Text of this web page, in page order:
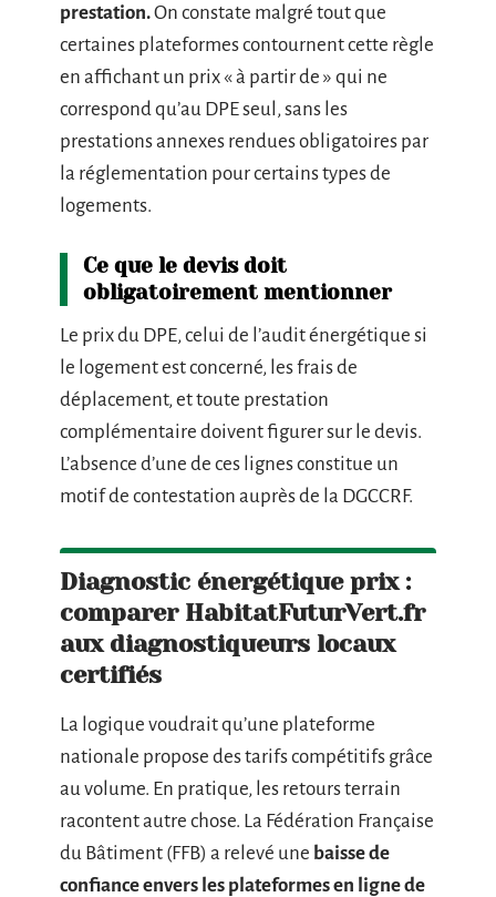
prestation.On constate malgré tout que
certaines plateformes contournent cette règle
en affichant un prix « à partir de » qui ne
correspond qu’au DPE seul, sans les
prestations annexes rendues obligatoires par
la réglementation pour certains types de
logements.
Ce que le devis doit
obligatoirement mentionner
Le prix du DPE, celui de l’audit énergétique si
le logement est concerné, les frais de
déplacement, et toute prestation
complémentaire doivent figurer sur le devis.
L’absence d’une de ces lignes constitue un
motif de contestation auprès de la DGCCRF.
Diagnostic énergétique prix :
comparer HabitatFuturVert.fr
aux diagnostiqueurs locaux
certifiés
La logique voudrait qu’une plateforme
nationale propose des tarifs compétitifs grâce
au volume. En pratique, les retours terrain
racontent autre chose. La Fédération Française
du Bâtiment (FFB) a relevé une baisse de
confiance envers les plateformes en ligne de